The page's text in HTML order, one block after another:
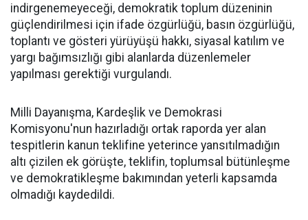
indirgenemeyeceği, demokratik toplum düzeninin
güçlendirilmesi için ifade özgürlüğü, basın özgürlüğü,
toplantı ve gösteri yürüyüşü hakkı, siyasal katılım ve
yargı bağımsızlığı gibi alanlarda düzenlemeler
yapılması gerektiği vurgulandı.
Milli Dayanışma, Kardeşlik ve Demokrasi
Komisyonu'nun hazırladığı ortak raporda yer alan
tespitlerin kanun teklifine yeterince yansıtılmadığın
altı çizilen ek görüşte, teklifin, toplumsal bütünleşme
ve demokratikleşme bakımından yeterli kapsamda
olmadığı kaydedildi.